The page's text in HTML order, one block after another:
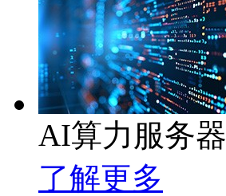
AI算力服务器
了解更多